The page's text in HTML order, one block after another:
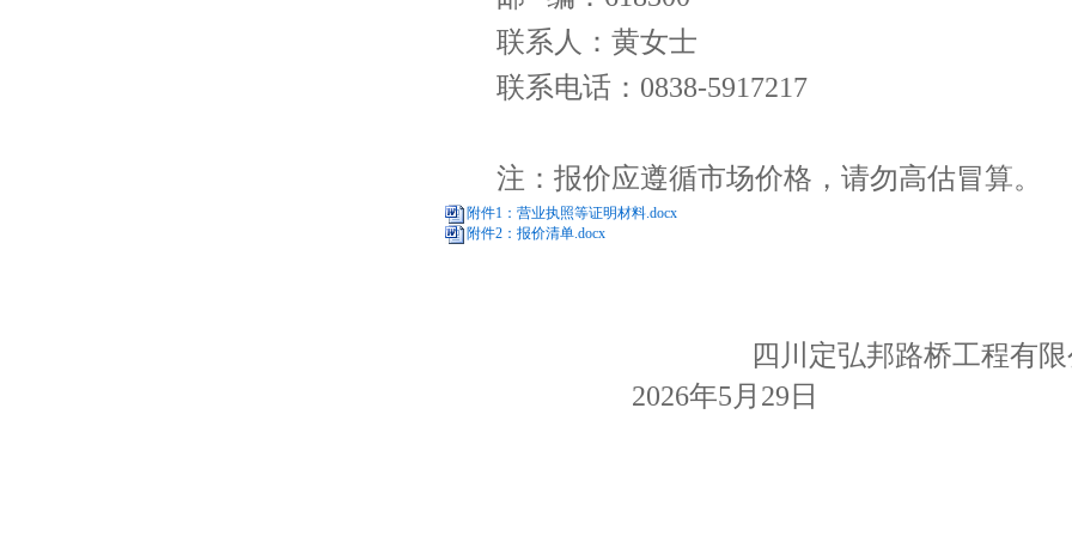
联系人：黄女士
联系电话：0838-5917217
注：报价应遵循市场价格，请勿高估冒算。
附件1：营业执照等证明材料.docx
附件2：报价清单.docx
四川定弘邦路桥工程有
2026年5月29日